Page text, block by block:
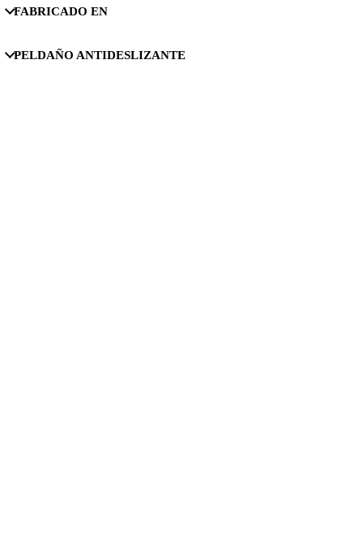
FABRICADO EN
PELDAÑO ANTIDESLIZANTE